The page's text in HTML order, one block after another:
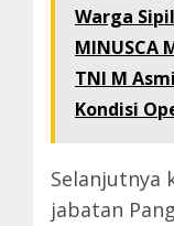
Warga
MINUSCA
TNI M
Kondisi
Selanjutnya
jabatan